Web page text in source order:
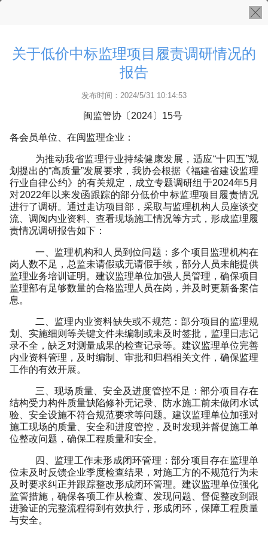
关于低价中标监理项目履责调研情况的
报告
发布时间：2024/5/31 10:14:53
闽监管协〔 2024〕15号
各会员单位、在闽监理企业：
为推动我省监理行业持续健康发展，适应“十四五”规
划提出的“高质量”发展要求，我协会根据《福建省建设监理
行业自律公约》的有关规定，成立专题调研组于2024年5月
对2022年以来发函跟踪的部分低价中标监理项目履责情况
进行了调研。通过走访项目部，采取与监理机构人员座谈交
流、调阅内业资料、查看现场施工情况等方式，形成监理履
责情况调研报告如下：
一、监理机构和人员到位问题：多个项目监理机构在
岗人数不足，总监未请假或无请假手续，部分人员未能提供
监理业务培训证明。建议监理单位加强人员管理，确保项目
监理部有足够数量的合格监理人员在岗，并及时更新备案信
息。
二、监理内业资料缺失或不规范：部分项目的监理规
划、实施细则等关键文件未编制或未及时签批，监理日志记
录不全，缺乏对测量成果的检查记录等。建议监理单位完善
内业资料管理，及时编制、审批和归档相关文件，确保监理
工作的有效开展。
三、现场质量、安全及进度管控不足：部分项目存在
结构受力构件质量缺陷修补无记录、防水施工前未做闭水试
验、安全设施不符合规范要求等问题。建议监理单位加强对
施工现场的质量、安全和进度管控，及时发现并督促施工单
位整改问题，确保工程质量和安全。
四、监理工作未形成闭环管理：部分项目存在监理单
位未及时反馈企业季度检查结果，对施工方的不规范行为未
及时要求纠正并跟踪整改形成闭环管理。建议监理单位强化
监管措施，确保各项工作从检查、发现问题、督促整改到跟
进验证的完整流程得到有效执行，形成闭环，保障工程质量
与安全。